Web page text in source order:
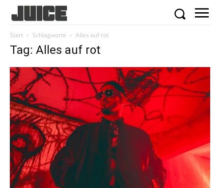
Start Schlagworte Alles auf rot
Tag: Alles auf rot